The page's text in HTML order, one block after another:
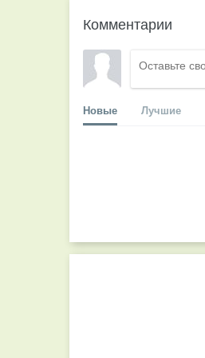
Комментарии
Новые Лучшие